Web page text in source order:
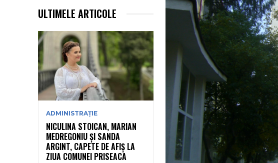
ULTIMELE ARTICOLE
ADMINISTRAȚIE
NICULINA STOICAN, MARIAN
MEDREGONIU ȘI SANDA
ARGINT, CAPETE DE AFIȘ LA
ZIUA COMUNEI PRISEACA